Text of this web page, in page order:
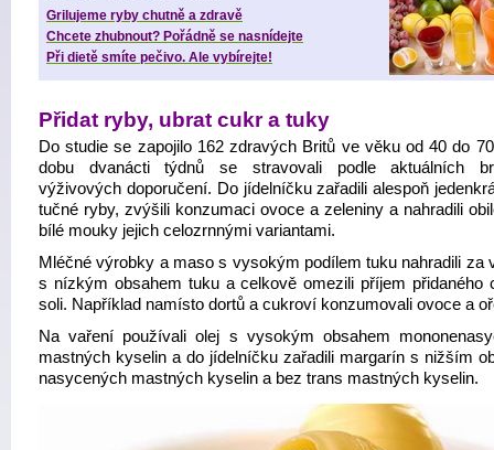
Grilujeme ryby chutně a zdravě
Chcete zhubnout? Pořádně se nasnídejte
Při dietě smíte pečivo. Ale vybírejte!
Přidat ryby, ubrat cukr a tuky
Do studie se zapojilo 162 zdravých Britů ve věku od 40 do
dobu dvanácti týdnů se stravovali podle aktuálních
výživových doporučení. Do jídelníčku zařadili alespoň
tučné ryby, zvýšili konzumaci ovoce a zeleniny a nahradili
bílé mouky jejich celozrnnými variantami.
Mléčné výrobky a maso s vysokým podílem tuku nahradili za
s nízkým obsahem tuku a celkově omezili příjem přidaného
soli. Například namísto dortů a cukroví konzumovali ovoce a
Na vaření používali olej s vysokým obsahem
mastných kyselin a do jídelníčku zařadili margarín s nižším
nasycených mastných kyselin a bez trans mastných kyselin.